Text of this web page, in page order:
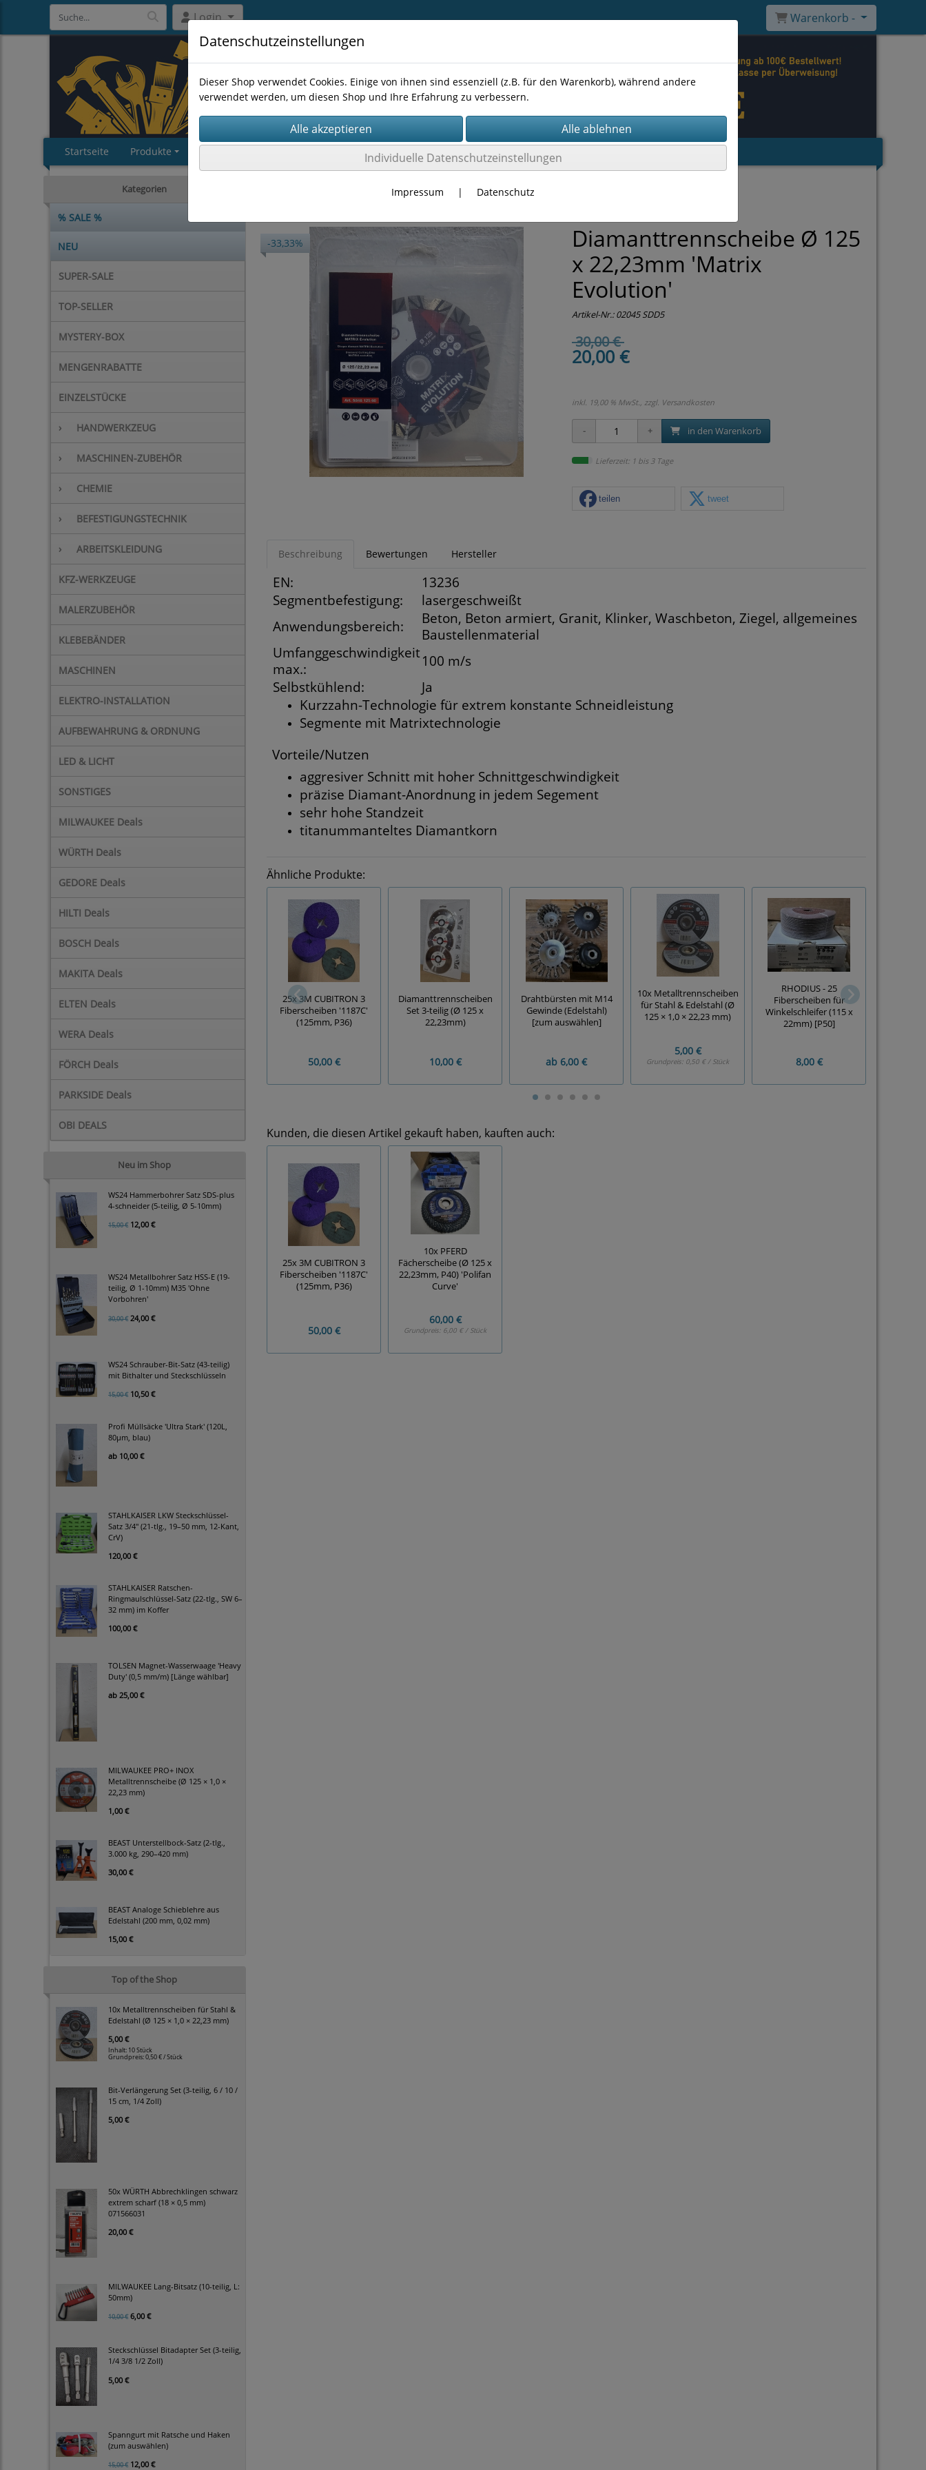
Login Warenkorb -
Startseite Produkte
Kategorien
% SALE %
NEU
SUPER-SALE
TOP-SELLER
MYSTERY-BOX
MENGENRABATTE
EINZELSTÜCKE
› HANDWERKZEUG
› MASCHINEN-ZUBEHÖR
› CHEMIE
› BEFESTIGUNGSTECHNIK
› ARBEITSKLEIDUNG
KFZ-WERKZEUGE
MALERZUBEHÖR
KLEBEBÄNDER
MASCHINEN
ELEKTRO-INSTALLATION
AUFBEWAHRUNG & ORDNUNG
LED & LICHT
SONSTIGES
MILWAUKEE Deals
WÜRTH Deals
GEDORE Deals
HILTI Deals
BOSCH Deals
MAKITA Deals
ELTEN Deals
WERA Deals
FÖRCH Deals
PARKSIDE Deals
OBI DEALS
Neu im Shop
WS24 Hammerbohrer Satz SDS-plus
4-schneider (5-teilig, Ø 5-10mm)
15,00 € 12,00 €
WS24 Metallbohrer Satz HSS-E (19-
teilig, Ø 1-10mm) M35 'Ohne
Vorbohren'
30,00 € 24,00 €
WS24 Schrauber-Bit-Satz (43-teilig)
mit Bithalter und Steckschlüsseln
15,00 € 10,50 €
Profi Müllsäcke 'Ultra Stark' (120L,
80µm, blau)
ab 10,00 €
STAHLKAISER LKW Steckschlüssel-
Satz 3/4" (21-tlg., 19–50 mm, 12-Kant,
CrV)
120,00 €
STAHLKAISER Ratschen-
Ringmaulschlüssel-Satz (22-tlg., SW 6–
32 mm) im Koffer
100,00 €
TOLSEN Magnet-Wasserwaage 'Heavy
Duty' (0,5 mm/m) [Länge wählbar]
ab 25,00 €
MILWAUKEE PRO+ INOX
Metalltrennscheibe (Ø 125 × 1,0 ×
22,23 mm)
1,00 €
BEAST Unterstellbock-Satz (2-tlg.,
3.000 kg, 290–420 mm)
30,00 €
BEAST Analoge Schieblehre aus
Edelstahl (200 mm, 0,02 mm)
15,00 €
Top of the Shop
10x Metalltrennscheiben für Stahl &
Edelstahl (Ø 125 × 1,0 × 22,23 mm)
5,00 €
Inhalt: 10 Stück
Grundpreis:0,50 € / Stück
Bit-Verlängerung Set (3-teilig, 6 / 10 /
15 cm, 1/4 Zoll)
5,00 €
50x WÜRTH Abbrechklingen schwarz
extrem scharf (18 × 0,5 mm)
071566031
20,00 €
MILWAUKEE Lang-Bitsatz (10-teilig, L:
50mm)
10,00 € 6,00 €
Steckschlüssel Bitadapter Set (3-teilig,
1/4 3/8 1/2 Zoll)
5,00 €
Spanngurt mit Ratsche und Haken
(zum auswählen)
15,00 € 12,00 €
-33,33%
Diamanttrennscheibe Ø 125
x 22,23mm 'Matrix
Evolution'
Artikel-Nr.:02045 SDD5
30,00 €
20,00 €
inkl. 19,00 % MwSt., zzgl. Versandkosten
in den Warenkorb
Lieferzeit: 1 bis 3 Tage
teilen tweet
Beschreibung Bewertungen Hersteller
EN:
13236
Segmentbefestigung:
lasergeschweißt
Anwendungsbereich:
Beton, Beton armiert, Granit, Klinker, Waschbeton, Ziegel, allgemeines
Baustellenmaterial
Umfanggeschwindigkeit
max.:
100 m/s
Selbstkühlend:
Ja
Kurzzahn-Technologie für extrem konstante Schneidleistung
Segmente mit Matrixtechnologie
Vorteile/Nutzen
aggresiver Schnitt mit hoher Schnittgeschwindigkeit
präzise Diamant-Anordnung in jedem Segement
sehr hohe Standzeit
titanummanteltes Diamantkorn
Ähnliche Produkte:
25x 3M CUBITRON 3
Fiberscheiben '1187C'
(125mm, P36)
50,00 €
Diamanttrennscheiben
Set 3-teilig (Ø 125 x
22,23mm)
10,00 €
Drahtbürsten mit M14
Gewinde (Edelstahl)
[zum auswählen]
ab 6,00 €
10x Metalltrennscheiben
für Stahl & Edelstahl (Ø
125 × 1,0 × 22,23 mm)
5,00 €
Grundpreis: 0,50 € / Stück
RHODIUS - 25
Fiberscheiben für
Winkelschleifer (115 x
22mm) [P50]
8,00 €
Kunden, die diesen Artikel gekauft haben, kauften auch:
25x 3M CUBITRON 3
Fiberscheiben '1187C'
(125mm, P36)
50,00 €
10x PFERD
Fächerscheibe (Ø 125 x
22,23mm, P40) 'Polifan
Curve'
60,00 €
Grundpreis: 6,00 € / Stück
Datenschutzeinstellungen
Dieser Shop verwendet Cookies. Einige von ihnen sind essenziell (z.B. für den Warenkorb), während andere
verwendet werden, um diesen Shop und Ihre Erfahrung zu verbessern.
Individuelle Datenschutzeinstellungen
Impressum | Datenschutz